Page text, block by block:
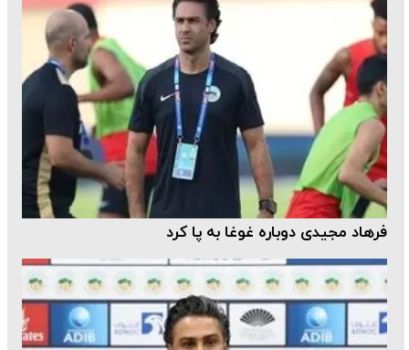
فرهاد مجیدی دوباره غوغا به پا کرد